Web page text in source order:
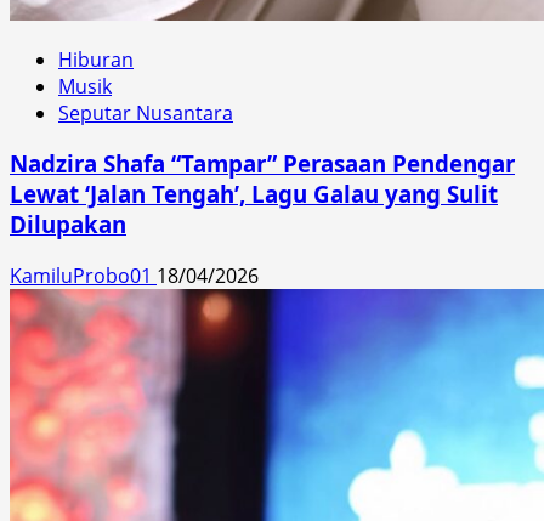
Hiburan
Musik
Seputar Nusantara
Nadzira Shafa “Tampar” Perasaan Pendengar
Lewat ‘Jalan Tengah’, Lagu Galau yang Sulit
Dilupakan
KamiluProbo01 18/04/2026